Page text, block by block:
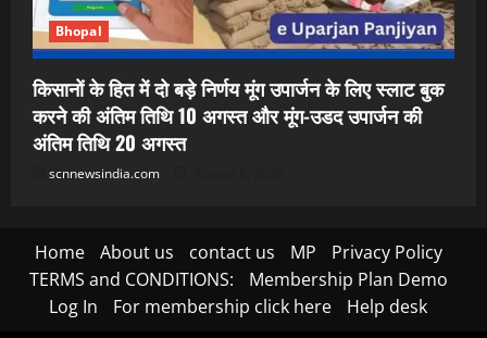
Bhopal
किसानों के हित में दो बड़े निर्णय मूंग उपार्जन के लिए स्लाट बुक
करने की अंतिम तिथि 10 अगस्त और मूंग-उडद उपार्जन की
अंतिम तिथि 20 अगस्त
scnnewsindia.com
Home About us contact us MP
Privacy Policy
TERMS and CONDITIONS:
Membership Plan Demo
Log In
For membership click here Help desk